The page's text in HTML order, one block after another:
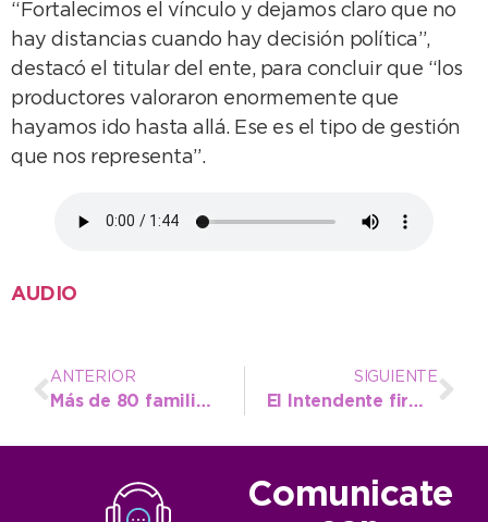
“Fortalecimos el vínculo y dejamos claro que no
hay distancias cuando hay decisión política”,
destacó el titular del ente, para concluir que “los
productores valoraron enormemente que
hayamos ido hasta allá. Ese es el tipo de gestión
que nos representa”.
AUDIO
ANTERIOR
Más de 80 familias de Necochea recibieron sus escrituras en el municipio
SIGUIENTE
El Intendente firmó un convenio de seguridad en San Miguel para implementar el programa “Ojos en Alerta”
Comunicate